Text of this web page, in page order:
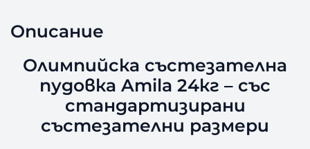
п
и
Описание
Олимпийска състезателна
пудовка Amila 24кг – със
стандартизирани
състезателни размери